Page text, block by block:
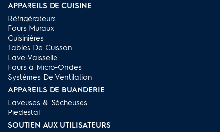
APPAREILS DE CUISINE
Réfrigérateurs
Fours Muraux
Cuisinières
Tables De Cuisson
Lave-Vaisselle
Fours à Micro-Ondes
Systèmes De Ventilation
APPAREILS DE BUANDERIE
Laveuses & Sécheuses
Piédestal
SOUTIEN AUX UTILISATEURS